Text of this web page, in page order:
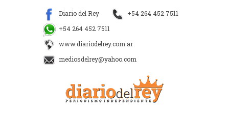
Diario del Rey
+54 264 452 7511
+54 264 452 7511
www.diariodelrey.com.ar
mediosdelrey@yahoo.com